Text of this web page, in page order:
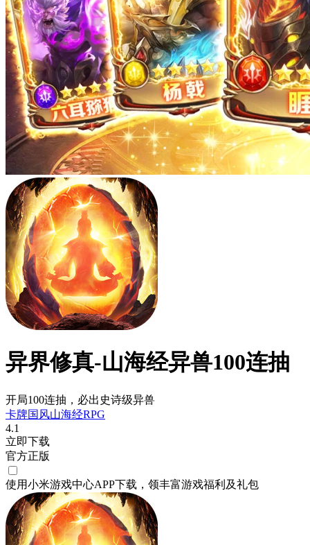
异界修真-山海经异兽100连抽
开局100连抽，必出史诗级异兽
卡牌国风山海经RPG
4.1
立即下载
官方正版
使用小米游戏中心APP下载 ，领丰富游戏福利 及礼包